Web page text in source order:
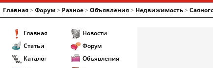
Главная> Форум> Разное> Объявления> Недвижимость>
Главная
Статьи
Каталог
Новости
Форум
Объявления